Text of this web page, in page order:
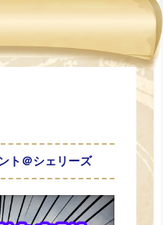
ト＠シェリーズ